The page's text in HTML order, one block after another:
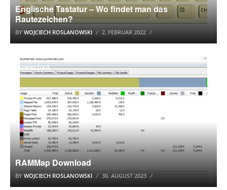
Englische Tastatur – Wo findet man das
Rautezeichen?
BY WOJCIECH ROSLANOWSKI 2. FEBRUAR 2022
DOWNLOAD
RAMMap Download
BY WOJCIECH ROSLANOWSKI 30. AUGUST 2023